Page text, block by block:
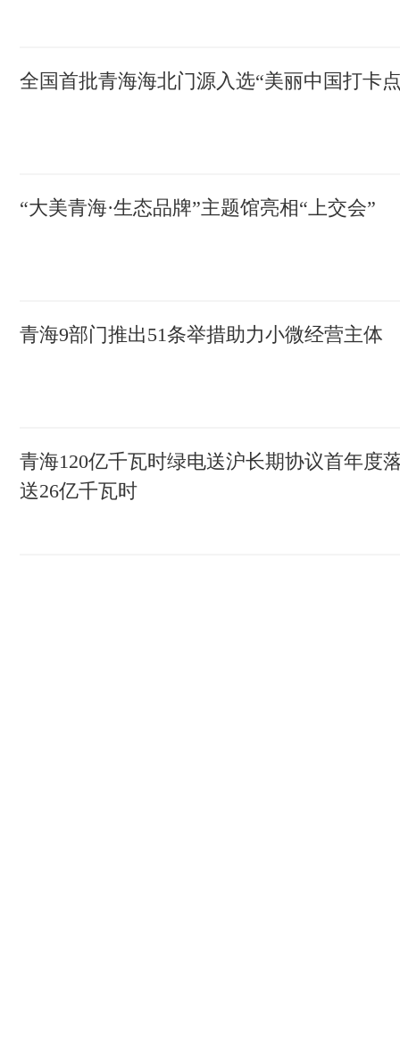
全国首批青海海北门源入选“美丽中国打卡
“大美青海·生态品牌”主题馆亮相“上交会”
青海9部门推出51条举措助力小微经营主体
青海120亿千瓦时绿电送沪长期协议首年度
送26亿千瓦时